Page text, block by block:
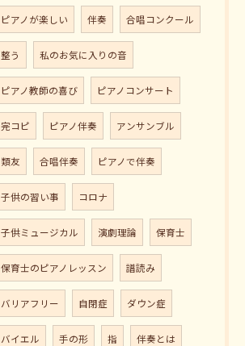
ピアノが楽しい 伴奏 合唱コンクール
整う 私のお気に入りの音
ピアノ教師の喜び ピアノコンサート
完コピ ピアノ伴奏 アンサンブル
類友 合唱伴奏 ピアノで伴奏
子供の習い事 コロナ
子供ミュージカル 演劇理論 保育士
保育士のピアノレッスン 譜読み
バリアフリー 自閉症 ダウン症
バイエル 手の形 指 伴奏とは